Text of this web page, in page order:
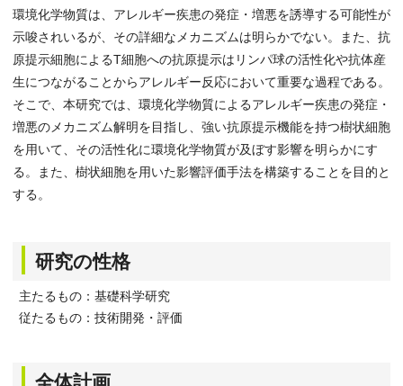
環境化学物質は、アレルギー疾患の発症・増悪を誘導する可能性が
示唆されいるが、その詳細なメカニズムは明らかでない。また、抗
原提示細胞によるT細胞への抗原提示はリンパ球の活性化や抗体産
生につながることからアレルギー反応において重要な過程である。
そこで、本研究では、環境化学物質によるアレルギー疾患の発症・
増悪のメカニズム解明を目指し、強い抗原提示機能を持つ樹状細胞
を用いて、その活性化に環境化学物質が及ぼす影響を明らかにす
る。また、樹状細胞を用いた影響評価手法を構築することを目的と
する。
研究の性格
主たるもの：基礎科学研究
従たるもの：技術開発・評価